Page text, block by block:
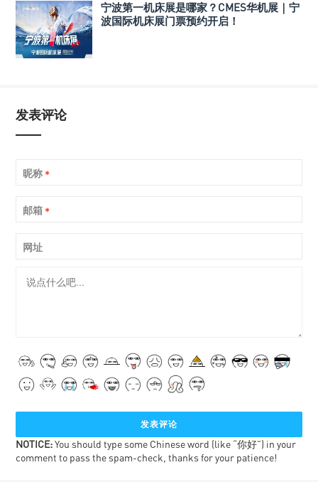
宁波第一机床展是哪家？CMES华机展｜宁
波国际机床展门票预约开启！
发表评论
昵称 *
邮箱 *
网址
NOTICE:You should type some Chinese word (like “你好”) in your
comment to pass the spam-check, thanks for your patience!